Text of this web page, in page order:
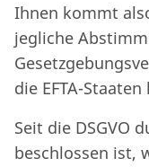
Ihnen kommt
jegliche
die EFTA-
Seit die DSGVO
beschlossen ist,